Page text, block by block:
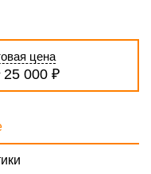
цена
25 000 ₽